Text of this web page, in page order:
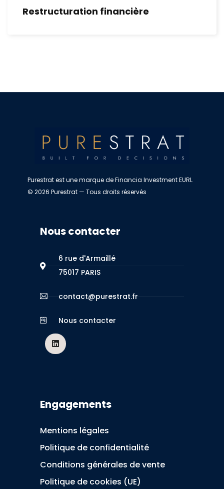
Restructuration financière
Purestrat est une marque de Financia Investment EURL
© 2026 Purestrat — Tous droits réservés
Nous contacter
6 rue d'Armaillé
75017 PARIS
contact@purestrat.fr
Nous contacter
Engagements
Mentions légales
Politique de confidentialité
Conditions générales de vente
Politique de cookies (UE)